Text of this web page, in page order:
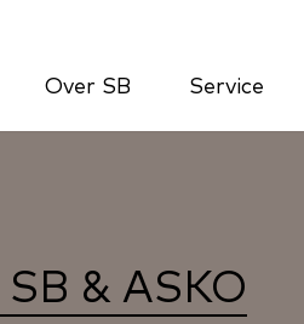
Over SB Service
& ASKO